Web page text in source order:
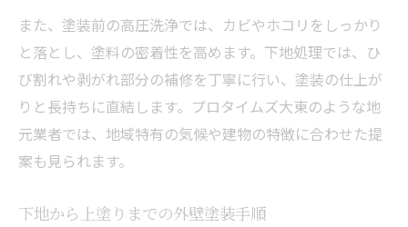
直結
外壁塗装で避けたい下地処理の失敗例
大東市で外壁塗装を考える時の注意点
外壁塗装を大東市で依頼する際の注意点
見積もり時に確認すべき外壁塗装の項目
また、塗装前の高圧洗浄では、カビやホコリをしっかり
と落とし、塗料の密着性を高めます。下地処理では、ひ
び割れや剥がれ部分の補修を丁寧に行い、塗装の仕上が
りと長持ちに直結します。プロタイムズ大東のような地
元業者では、地域特有の気候や建物の特徴に合わせた提
案も見られます。
下地から上塗りまでの外壁塗装手順